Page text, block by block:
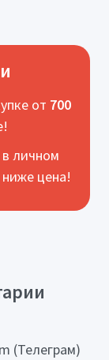
от 700
личном
цена!
(Телеграм)